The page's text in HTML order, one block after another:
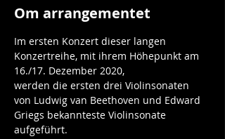
Om arrangementet
Im ersten Konzert dieser langen
Konzertreihe, mit ihrem Höhepunkt am
16./17. Dezember 2020,
werden die ersten drei Violinsonaten
von Ludwig van Beethoven und Edward
Griegs bekannteste Violinsonate
aufgeführt.